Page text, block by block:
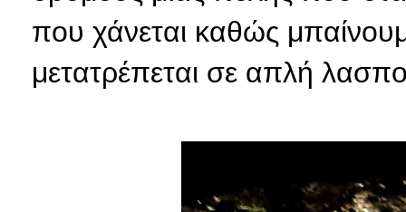
που χάνεται καθώς
μετατρέπεται σε απλή